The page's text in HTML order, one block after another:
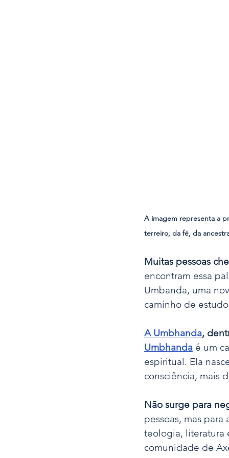
A imagem representa a
terreiro, da fé, da
Muitas pessoas
encontram essa
Umbanda, uma
caminho de
A Umbhanda,
Umbhanda é um
espiritual. Ela
consciência, mais
Não surge para
pessoas, mas
teologia, literatura
comunidade de